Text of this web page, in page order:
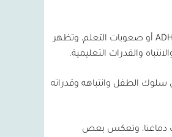
أو صعوبات التعلم، وتظهر
والقدرات التعليمية.
سلوك الطفل وانتباهه وقدراته
دماغنا، وتعكس بعض